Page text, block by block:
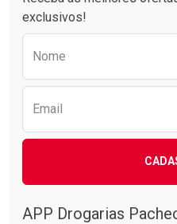
exclusivos!
Nome
Email
APP Drogarias